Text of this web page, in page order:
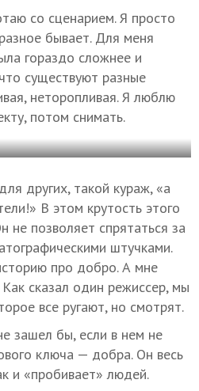
со сценарием. Я просто
бывает. Для меня
гораздо сложнее и
существуют разные
неторопливая. Я люблю
потом снимать.
других, такой кураж, «а
В этом крутость этого
не позволяет спрятаться за
штучками.
про добро. А мне
сказал один режиссер, мы
все ругают, но смотрят.
зашел бы, если в нем не
ключа — добра. Он весь
и «пробивает» людей.